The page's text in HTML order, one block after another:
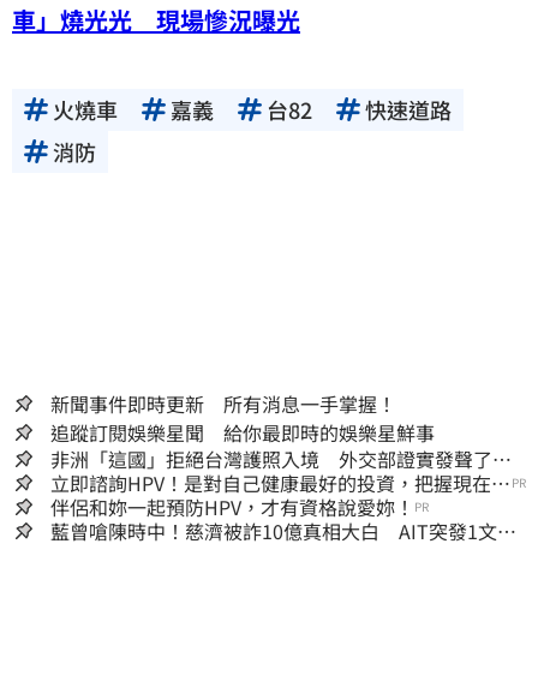
車」燒光光 現場慘況曝光
火燒車 嘉義 台82
快速道路
消防
新聞事件即時更新 所有消息一手掌握！
追蹤訂閱娛樂星聞 給你最即時的娛樂星鮮事
非洲「這國」拒絕台灣護照入境 外交部證實發聲了：
持續交涉聯繫
立即諮詢HPV！是對自己健康最好的投資，把握現在不
嫌晚！
PR
伴侶和妳一起預防HPV，才有資格說愛妳！ PR
藍曾嗆陳時中！慈濟被詐10億真相大白 AIT突發1文酸